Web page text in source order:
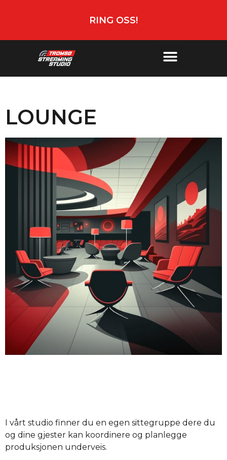
RING OSS!
LOUNGE
I vårt studio finner du en egen sittegruppe dere du
og dine gjester kan koordinere og planlegge
produksjonen underveis.